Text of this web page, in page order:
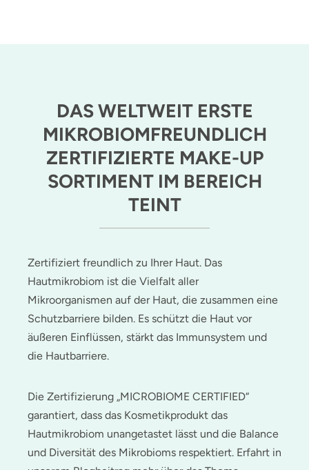
DAS WELTWEIT ERSTE
MIKROBIOMFREUNDLICH
ZERTIFIZIERTE MAKE-UP
SORTIMENT IM BEREICH
TEINT
Zertifiziert freundlich zu Ihrer Haut. Das
Hautmikrobiom ist die Vielfalt aller
Mikroorganismen auf der Haut, die zusammen eine
Schutzbarriere bilden. Es schützt die Haut vor
äußeren Einflüssen, stärkt das Immunsystem und
die Hautbarriere.
Die Zertifizierung „MICROBIOME CERTIFIED“
garantiert, dass das Kosmetikprodukt das
Hautmikrobiom unangetastet lässt und die Balance
und Diversität des Mikrobioms respektiert. Erfahrt in